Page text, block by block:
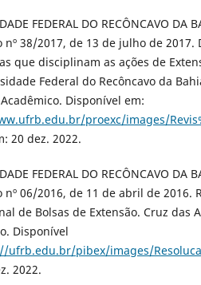
FEDERAL DO RECÔNCAVO
nº 38/2017, de 13 de julho de
que disciplinam as ações de
Federal do Recôncavo da
Disponível em:
proexc/images/
20 dez. 2022.
FEDERAL DO RECÔNCAVO
nº 06/2016, de 11 de abril de 2016.
de Bolsas de Extensão. Cruz das
Disponível
ufrb.edu.br/pibex/images/
2022.